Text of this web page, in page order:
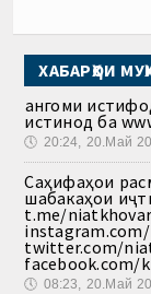
ХАБАРҲОИ
Ҳангоми
истинод ба
🕔 20:24, 20.Май
Саҳифаҳои
шабакаҳои
t.me/
twitter.com/
facebook.com/
🕔 08:23, 20.Май